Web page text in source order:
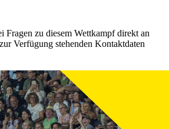
Fragen zu diesem Wettkampf direkt an
Verfügung stehenden Kontaktdaten